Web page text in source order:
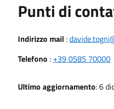
Punti di
Indirizzo mail :
Telefono : +39 0585 70000
Ultimo aggiornamento: 6